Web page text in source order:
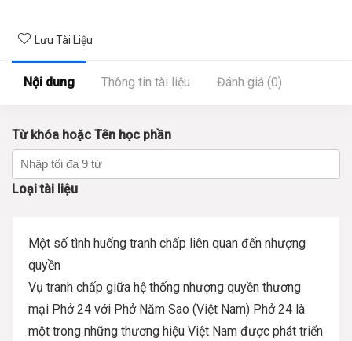
Lưu Tài Liệu
Nội dung Thông tin tài liệu Đánh giá (0)
Từ khóa hoặc Tên học phần
Loại tài liệu
Một số tình huống tranh chấp liên quan đến nhượng
quyền
Vụ tranh chấp giữa hệ thống nhượng quyền thương
mại Phở 24 với Phở Năm Sao (Việt Nam) Phở 24 là
một trong những thương hiệu Việt Nam được phát triển